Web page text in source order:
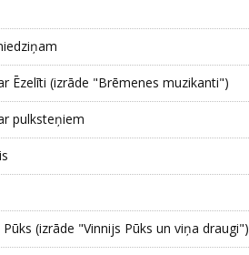
Ēzelīti (izrāde "Brēmenes muzikanti")
pulksteņiem
(izrāde "Vinnijs Pūks un viņa draugi")